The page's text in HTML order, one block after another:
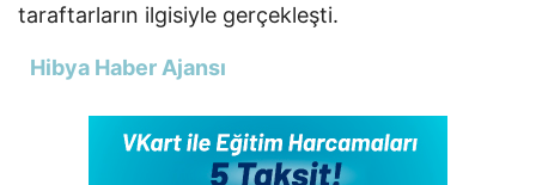
taraftarların ilgisiyle gerçekleşti.
Hibya Haber Ajansı